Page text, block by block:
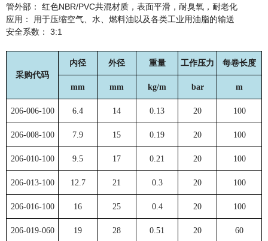
管外部： 红色NBR/PVC共混材质，表面平滑，耐臭氧，耐老化
应用： 用于压缩空气、水、燃料油以及各类工业用油脂的输送
安全系数： 3:1
采购代码
内径 外径 重量 工作压力 每卷长度
mm mm kg/m bar m
206-006-100 6.4 14 0.13 20 100
206-008-100 7.9 15 0.19 20 100
206-010-100 9.5 17 0.21 20 100
206-013-100 12.7 21 0.3 20 100
206-016-100 16 25 0.4 20 100
206-019-060 19 28 0.51 20 60